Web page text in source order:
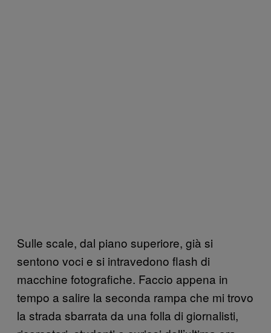
Sulle scale, dal piano superiore, già si
sentono voci e si intravedono flash di
macchine fotografiche. Faccio appena in
tempo a salire la seconda rampa che mi trovo
la strada sbarrata da una folla di giornalisti,